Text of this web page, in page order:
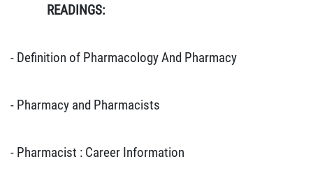
READINGS:
- Definition of Pharmacology And Pharmacy
- Pharmacy and Pharmacists
- Pharmacist : Career Information